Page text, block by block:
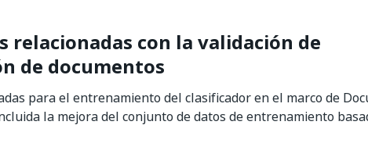
relacionadas con la validación de
de documentos
para el entrenamiento del clasificador en el marco de
la mejora del conjunto de datos de entrenamiento